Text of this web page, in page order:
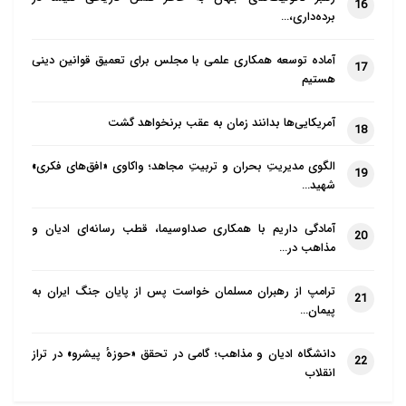
قناعت و بی نیازی
پادشاهان و فرمانروایان وقت، احترام بسیاری برای آقامحمّد
قائل بودند. وزیران و امیران به خدمتش می رسیدند و از او
بخواهند کاری برایش انجام دهند و آنها با انجام آن
خواسته، ارادت خود را به وی نشان دهند، ولی او از آنها
هیچ چیزی نمی خواست.
زندیان بود که یک روز، با کمال فروتنی به دیدنش آمد. آن
در آنجا حاضر بودند، هم ردیف و همنشین نمود. سلطان
هفت هزار تومان پول نقد از مال خالص حلال خود را که از
زراعت به دست آورده و برابر با قیمت بیست هزار خروار
غله بود، نزدش گذارد و عرض کرد که این پول را میان
16
برده‌داری،…
17
آماده توسعه همکاری علمی با مجلس برای تعمیق قوانین دینی
هستیم
18 آمریکایی‌ها بدانند زمان به عقب برنخواهد گشت
19
الگوی مدیریتِ بحران و تربیتِ مجاهد؛ واکاوی «افق‌های فکری»
شهید…
20
آمادگی داریم با همکاری صداوسیما، قطب رسانه‌ای ادیان و
مذاهب در…
21
ترامپ از رهبران مسلمان خواست پس از پایان جنگ ایران به
پیمان…
22
دانشگاه ادیان و مذاهب؛ گامی در تحقق «حوزهٔ پیشرو» در تراز
انقلاب